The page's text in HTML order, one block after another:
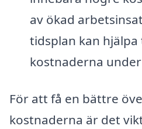
av ökad
tidsplan kan hjälpa
kostnaderna
För att få en bättre
kostnaderna är det